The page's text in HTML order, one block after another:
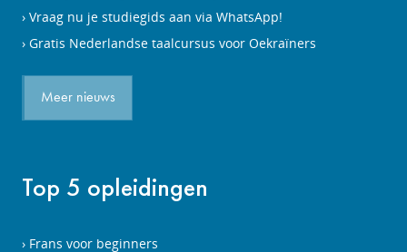
Vraag nu je studiegids aan via WhatsApp!
Gratis Nederlandse taalcursus voor Oekraïners
Meer nieuws
Top 5 opleidingen
Frans voor beginners